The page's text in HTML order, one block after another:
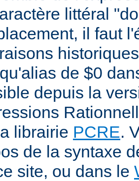
littéral
il faut
de $0
depuis la
librairie PCRE.
de la syntaxe
site, ou dans le